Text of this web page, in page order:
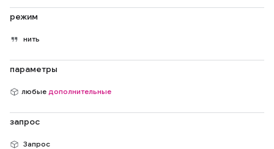
режим
нить
параметры
любые дополнительные
запрос
Запрос